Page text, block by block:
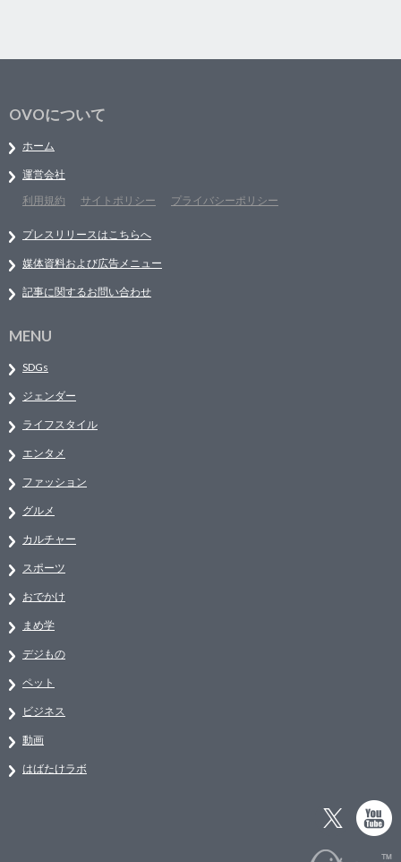
OVOについて
ホーム
運営会社
利用規約
サイトポリシー プライバシーポリシー
プレスリリースはこちらへ
媒体資料および広告メニュー
記事に関するお問い合わせ
MENU
SDGs
ジェンダー
ライフスタイル
エンタメ
ファッション
グルメ
カルチャー
スポーツ
おでかけ
まめ学
デジもの
ペット
ビジネス
動画
はばたけラボ